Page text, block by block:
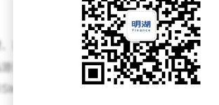
。鉴于Steam服务器位于海外，国内用户可
加速器等工具，可以有效优化网络连接，
作为加速目标，点击加速后，再重新尝